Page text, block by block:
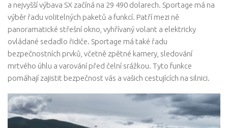
a nejvyšší výbava SX začíná na 29 490 dolarech. Sportage má na
výběr řadu volitelných paketů a funkcí. Patří mezi ně
panoramatické střešní okno, vyhřívaný volant a elektricky
ovládané sedadlo řidiče. Sportage má také řadu
bezpečnostních prvků, včetně zpětné kamery, sledování
mrtvého úhlu a varování před čelní srážkou. Tyto funkce
pomáhají zajistit bezpečnost vás a vašich cestujících na silnici.